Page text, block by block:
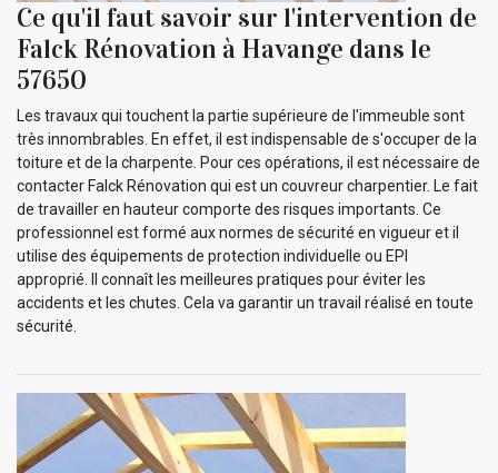
Ce qu'il faut savoir sur l'intervention de
Falck Rénovation à Havange dans le
57650
Les travaux qui touchent la partie supérieure de l'immeuble sont
très innombrables. En effet, il est indispensable de s'occuper de la
toiture et de la charpente. Pour ces opérations, il est nécessaire de
contacter Falck Rénovation qui est un couvreur charpentier. Le fait
de travailler en hauteur comporte des risques importants. Ce
professionnel est formé aux normes de sécurité en vigueur et il
utilise des équipements de protection individuelle ou EPI
approprié. Il connaît les meilleures pratiques pour éviter les
accidents et les chutes. Cela va garantir un travail réalisé en toute
sécurité.